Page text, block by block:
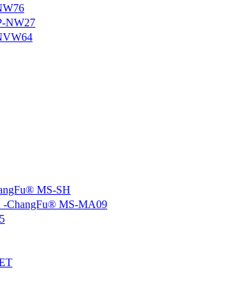
NW27
MS-SH
ChangFu® MS-MA09